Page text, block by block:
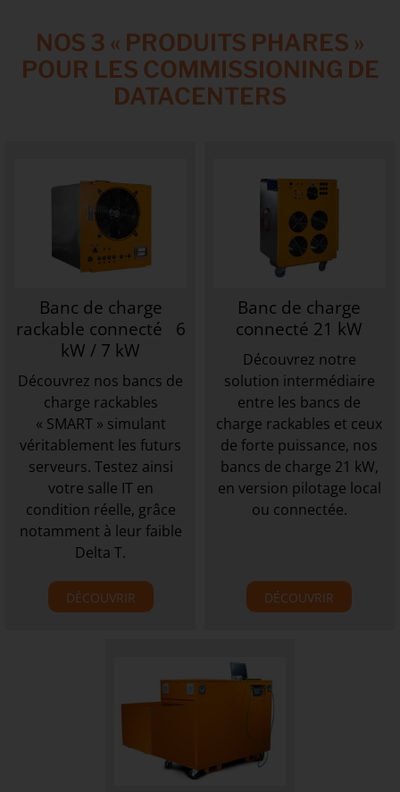
NOS 3 « PRODUITS PHARES »
POUR LES COMMISSIONING DE
DATACENTERS
Banc de charge
rackable connecté 6
kW / 7 kW
Découvrez nos bancs de
charge rackables
« SMART » simulant
véritablement les futurs
serveurs. Testez ainsi
votre salle IT en
condition réelle, grâce
notamment à leur faible
Delta T.
DÉCOUVRIR
Banc de charge
connecté 21 kW
Découvrez notre
solution intermédiaire
entre les bancs de
charge rackables et ceux
de forte puissance, nos
bancs de charge 21 kW,
en version pilotage local
ou connectée.
DÉCOUVRIR